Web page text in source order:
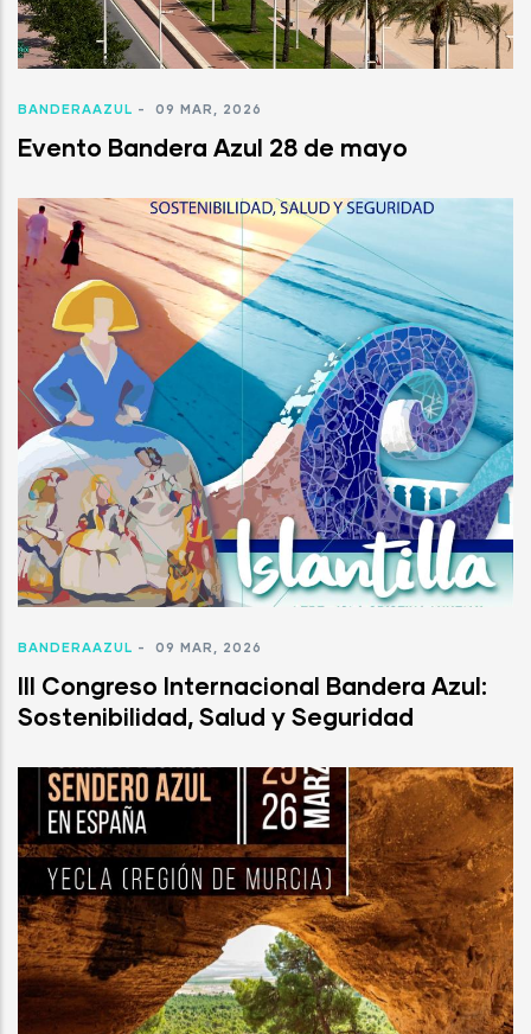
BANDERAAZUL - 09 MAR, 2026
Evento Bandera Azul 28 de mayo
BANDERAAZUL - 09 MAR, 2026
III Congreso Internacional Bandera Azul:
Sostenibilidad, Salud y Seguridad